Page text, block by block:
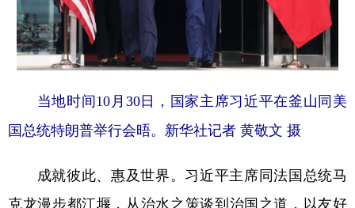
当地时间10月30日，国家主席习近平在釜山同美
国总统特朗普举行会晤。新华社记者 黄敬文 摄
成就彼此、惠及世界。习近平主席同法国总统马
克龙漫步都江堰，从治水之策谈到治国之道，以友好